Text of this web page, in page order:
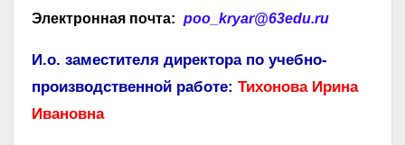
Электронная почта: poo_kryar@63edu.ru
И.о. заместителя директора по учебно-
производственной работе: Тихонова Ирина
Ивановна